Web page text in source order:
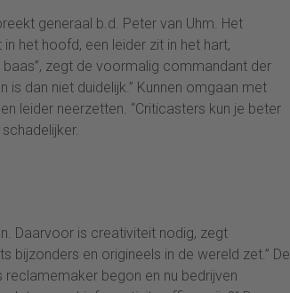
generaal b.d. Peter van Uhm. Het
het hoofd, een leider zit in het hart,
zegt de voormalig commandant der
is dan niet duidelijk.” Kunnen omgaan met
leider neerzetten. “Criticasters kun je beter
Daarvoor is creativiteit nodig, zegt
bijzonders en origineels in de wereld zet.” De
begon en nu bedrijven